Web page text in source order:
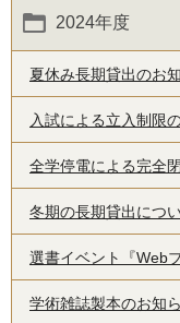
2024年度
夏休み長期貸出のお
入試による立入制限
全学停電による完全
冬期の長期貸出につ
選書イベント『Web
学術雑誌製本のお知